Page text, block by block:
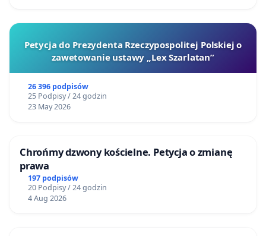
Petycja do Prezydenta Rzeczypospolitej Polskiej o
zawetowanie ustawy „Lex Szarlatan”
26 396 podpisów
25 Podpisy / 24 godzin
23 May 2026
Chrońmy dzwony kościelne. Petycja o zmianę
prawa
197 podpisów
20 Podpisy / 24 godzin
4 Aug 2026